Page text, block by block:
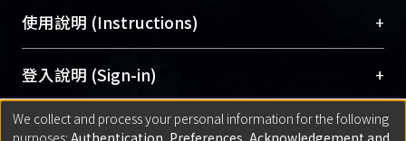
用逐年攀升。同時可加速研究發展、提升研究影響
Archive）平台。 （點選深入了解OA）
含部分內容的版權非匯入者所有，或由第三方贊
助與合作完成，請確認該版權所有者及第三方同
意提供此授權。
Please represent that the submission is your
original work, and that you have the right to
使用說明 (Instructions) +
網站簡介(Quickstart Guide)
使用手冊(Instruction Manual)
線上預約服務(Booking Service)
登入說明 (Sign-in) +
方案一：臺灣大學計算機中心帳號登入
匯入著作 (Submission) +
We collect and process your personal information for the following
purposes: Authentication, Preferences, Acknowledgement and